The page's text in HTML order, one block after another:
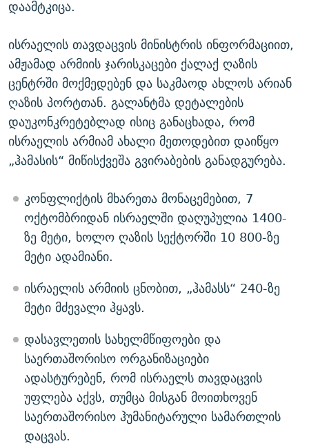
დაამტკიცა.
ისრაელის თავდაცვის მინისტრის ინფორმაციით,
ამჟამად არმიის ჯარისკაცები ქალაქ ღაზის
ცენტრში მოქმედებენ და საკმაოდ ახლოს არიან
ღაზის პორტთან. გალანტმა დეტალების
დაუკონკრეტებლად ისიც განაცხადა, რომ
ისრაელის არმიამ ახალი მეთოდებით დაიწყო
„ჰამასის“ მიწისქვეშა გვირაბების განადგურება.
კონფლიქტის მხარეთა მონაცემებით, 7
ოქტომბრიდან ისრაელში დაღუპულია 1400-
ზე მეტი, ხოლო ღაზის სექტორში 10 800-ზე
მეტი ადამიანი.
ისრაელის არმიის ცნობით, „ჰამასს“ 240-ზე
მეტი მძევალი ჰყავს.
დასავლეთის სახელმწიფოები და
საერთაშორისო ორგანიზაციები
ადასტურებენ, რომ ისრაელს თავდაცვის
უფლება აქვს, თუმცა მისგან მოითხოვენ
საერთაშორისო ჰუმანიტარული სამართლის
დაცვას.